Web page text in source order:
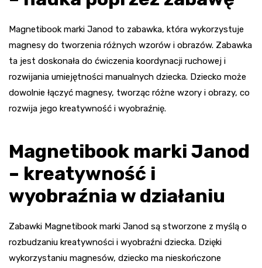
Magnetibook marki Janod to zabawka, która wykorzystuje
magnesy do tworzenia różnych wzorów i obrazów. Zabawka
ta jest doskonała do ćwiczenia koordynacji ruchowej i
rozwijania umiejętności manualnych dziecka. Dziecko może
dowolnie łączyć magnesy, tworząc różne wzory i obrazy, co
rozwija jego kreatywność i wyobraźnię.
Magnetibook marki Janod
– kreatywność i
wyobraźnia w działaniu
Zabawki Magnetibook marki Janod są stworzone z myślą o
rozbudzaniu kreatywności i wyobraźni dziecka. Dzięki
wykorzystaniu magnesów, dziecko ma nieskończone